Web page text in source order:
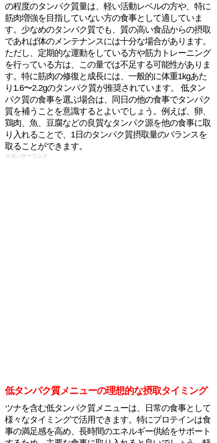
の程度のタンパク質量は、軽い活動レベルの方や、特に
筋肉増強を目指していない方の食事として適していま
す。少なめのタンパク質でも、質の高い食品からの摂取
であれば体のメンテナンスには十分な場合があります。
ただし、定期的な運動をしている方や筋力トレーニング
を行っている方は、この量では不足する可能性がありま
す。特に筋肉の修復と成長には、一般的に体重1kgあた
り1.6〜2.2gのタンパク質が推奨されています。 低タン
パク質の食事を選ぶ場合は、同日の他の食事でタンパク
質を補うことを意識するとよいでしょう。例えば、卵、
鶏肉、魚、豆腐などの良質なタンパク源を他の食事に取
り入れることで、1日のタンパク質摂取量のバランスを
取ることができます。
スポンサーリンク
低タンパク質メニューの理想的な摂取タイミング
ツナを含む低タンパク質メニューは、日常の食事として
様々なタイミングで活用できます。特にプロテインは食
事の満足感を高め、長時間のエネルギー供給をサポート